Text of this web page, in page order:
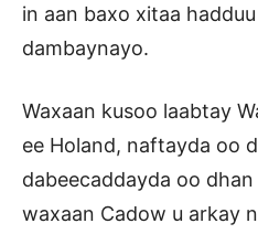
in aan baxo xitaa
dambaynayo.
Waxaan kusoo laabtay
ee Holand, naftayda oo
dabeecaddayda oo
waxaan Cadow u arkay